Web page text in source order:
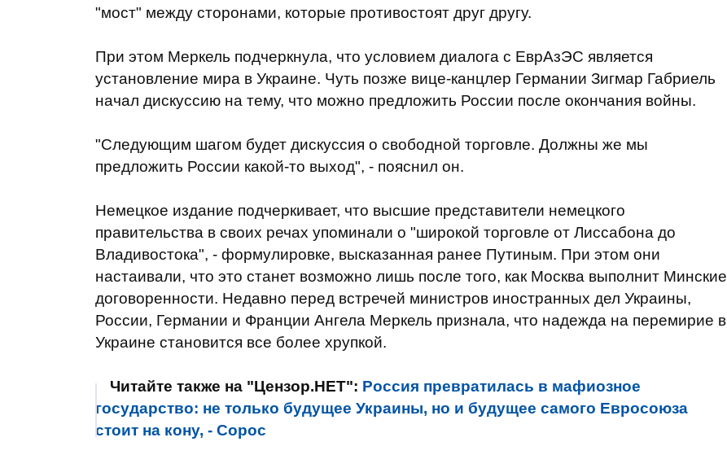
"мост" между сторонами, которые противостоят друг другу.
При этом Меркель подчеркнула, что условием диалога с ЕврАзЭС является
установление мира в Украине. Чуть позже вице-канцлер Германии Зигмар Габриель
начал дискуссию на тему, что можно предложить России после окончания войны.
"Следующим шагом будет дискуссия о свободной торговле. Должны же мы
предложить России какой-то выход", - пояснил он.
Немецкое издание подчеркивает, что высшие представители немецкого
правительства в своих речах упоминали о "широкой торговле от Лиссабона до
Владивостока", - формулировке, высказанная ранее Путиным. При этом они
настаивали, что это станет возможно лишь после того, как Москва выполнит Минские
договоренности. Недавно перед встречей министров иностранных дел Украины,
России, Германии и Франции Ангела Меркель признала, что надежда на перемирие в
Украине становится все более хрупкой.
Читайте также на "Цензор.НЕТ": Россия превратилась в мафиозное
государство: не только будущее Украины, но и будущее самого Евросоюза
стоит на кону, - Сорос